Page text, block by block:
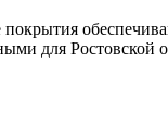
для Ростовской